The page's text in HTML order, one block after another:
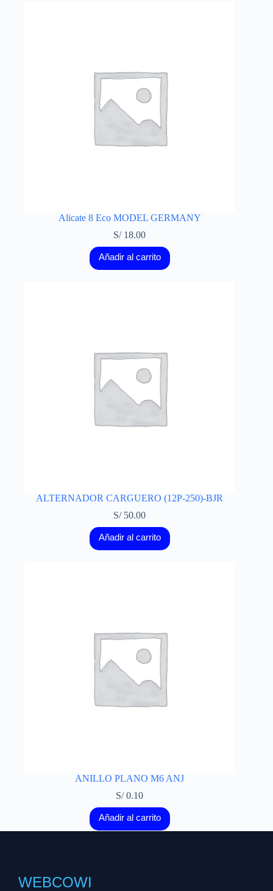
Alicate 8 Eco MODEL GERMANY
S/18.00
Añadir al carrito
ALTERNADOR CARGUERO (12P-250)-BJR
S/50.00
Añadir al carrito
ANILLO PLANO M6 ANJ
S/0.10
Añadir al carrito
WEBCOWI